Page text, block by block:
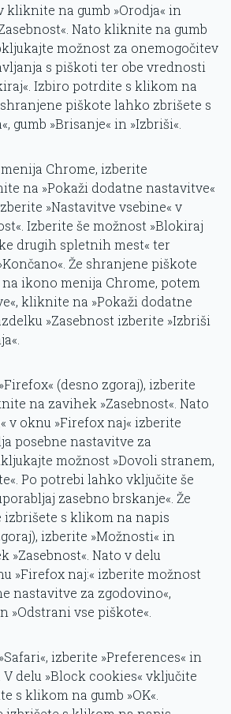
na gumb »Orodja« in
Nato kliknite na gumb
možnost za onemogočitev
s piškoti ter obe vrednosti
Izbiro potrdite s klikom na
shranjene piškote lahko zbrišete s
gumb »Brisanje« in »Izbriši«.
Chrome, izberite
na »Pokaži dodatne nastavitve«
»Nastavitve vsebine« v
Izberite še možnost »Blokiraj
drugih spletnih mest« ter
Že shranjene piškote
ikono menija Chrome, potem
kliknite na »Pokaži dodatne
»Zasebnost izberite »Izbriši
(desno zgoraj), izberite
na zavihek »Zasebnost«. Nato
v oknu »Firefox naj« izberite
posebne nastavitve za
možnost »Dovoli stranem,
Po potrebi lahko vključite še
zasebno brskanje«. Že
s klikom na napis
izberite »Možnosti« in
Nato v delu
»Firefox naj:« izberite možnost
nastavitve za zgodovino«,
»Odstrani vse piškote«.
izberite »Preferences« in
V delu »Block cookies« vključite
s klikom na gumb »OK«.